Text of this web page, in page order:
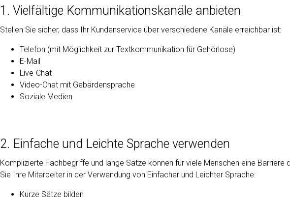
1. Vielfältige Kommunikationskanäle anbieten
Stellen Sie sicher, dass Ihr Kundenservice über verschiedene Kanäle erreichbar ist:
Telefon (mit Möglichkeit zur Textkommunikation für Gehörlose)
E-Mail
Live-Chat
Video-Chat mit Gebärdensprache
Soziale Medien
2. Einfache und Leichte Sprache verwenden
Komplizierte Fachbegriffe und lange Sätze können für viele Menschen eine Barriere
Sie Ihre Mitarbeiter in der Verwendung von Einfacher und Leichter Sprache:
Kurze Sätze bilden